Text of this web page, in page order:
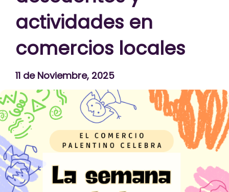
actividades en
comercios locales
11 de Noviembre, 2025